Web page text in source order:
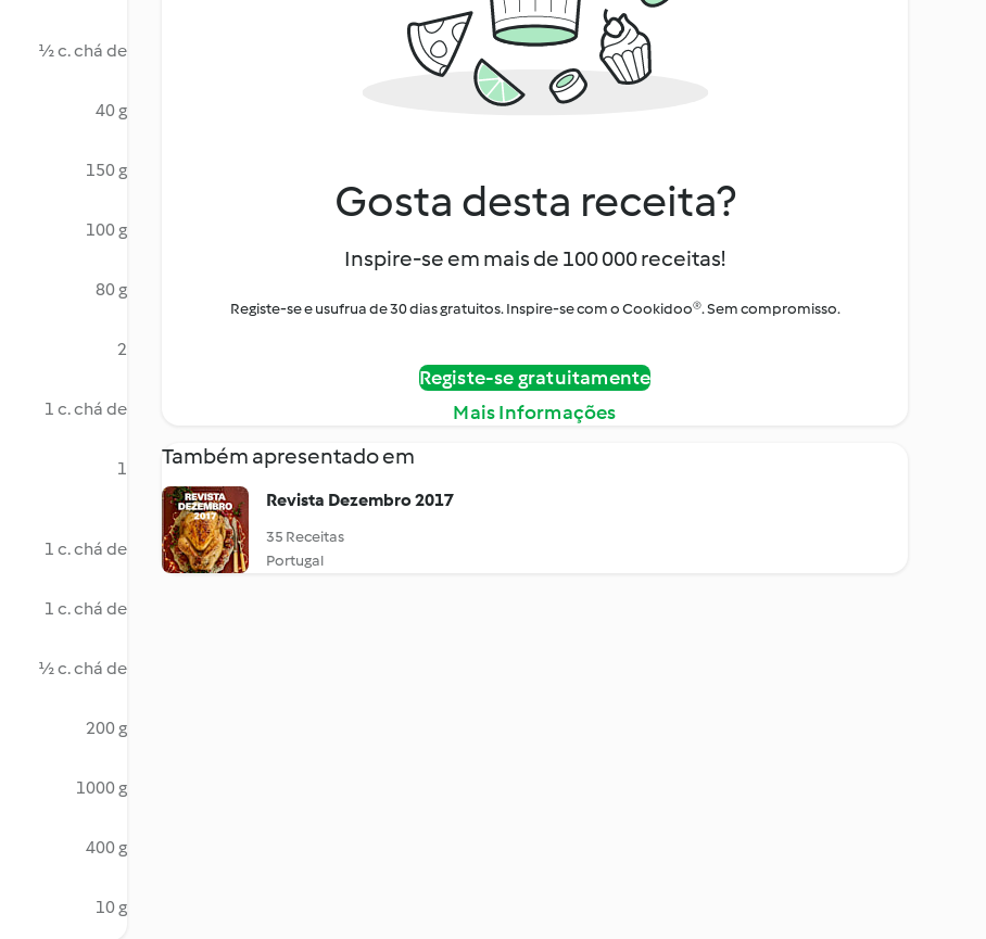
½ c. chá de
40 g
150 g
100 g
80 g
2
1 c. chá de
1
1 c. chá de
1 c. chá de
½ c. chá de
200 g
1000 g
400 g
10 g
Gosta desta receita?
Inspire-se em mais de 100 000 receitas!
Registe-se e usufrua de 30 dias gratuitos. Inspire-se com o Cookidoo®. Sem compromisso.
Registe-se gratuitamente
Mais Informações
Também apresentado em
Revista Dezembro 2017
35 Receitas
Portugal